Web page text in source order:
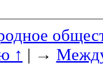
↑ | →